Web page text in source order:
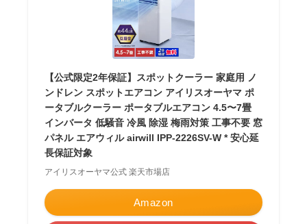
【公式限定2年保証】スポットクーラー 家庭用 ノ
ンドレン スポットエアコン アイリスオーヤマ ポ
ータブルクーラー ポータブルエアコン 4.5〜7畳
インバータ 低騒音 冷風 除湿 梅雨対策 工事不要 窓
パネル エアウィル airwill IPP-2226SV-W * 安心延
長保証対象
アイリスオーヤマ公式 楽天市場店
Amazon